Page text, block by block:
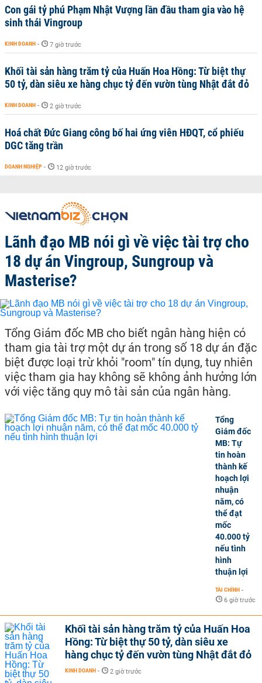
Con gái tỷ phú Phạm Nhật Vượng lần đầu tham gia vào hệ
sinh thái Vingroup
KINH DOANH - 7 giờ trước
Khối tài sản hàng trăm tỷ của Huấn Hoa Hồng: Từ biệt thự
50 tỷ, dàn siêu xe hàng chục tỷ đến vườn tùng Nhật đắt đỏ
KINH DOANH - 2 giờ trước
Hoá chất Đức Giang công bố hai ứng viên HĐQT, cổ phiếu
DGC tăng trần
DOANH NGHIỆP - 12 giờ trước
Lãnh đạo MB nói gì về việc tài trợ cho
18 dự án Vingroup, Sungroup và
Masterise?
Tổng Giám đốc MB cho biết ngân hàng hiện có
tham gia tài trợ một dự án trong số 18 dự án đặc
biệt được loại trừ khỏi "room" tín dụng, tuy nhiên
việc tham gia hay không sẽ không ảnh hưởng lớn
với việc tăng quy mô tài sản của ngân hàng.
Tổng
Giám đốc
MB: Tự
tin hoàn
thành kế
hoạch lợi
nhuận
năm, có
thể đạt
mốc
40.000 tỷ
nếu tình
hình
thuận lợi
TÀI CHÍNH -
6 giờ trước
Khối tài sản hàng trăm tỷ của Huấn Hoa
Hồng: Từ biệt thự 50 tỷ, dàn siêu xe
hàng chục tỷ đến vườn tùng Nhật đắt đỏ
KINH DOANH - 2 giờ trước